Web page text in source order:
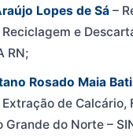
Lopes de Sá –
e
RN;
Rosado Maia
de
Grande do Norte –